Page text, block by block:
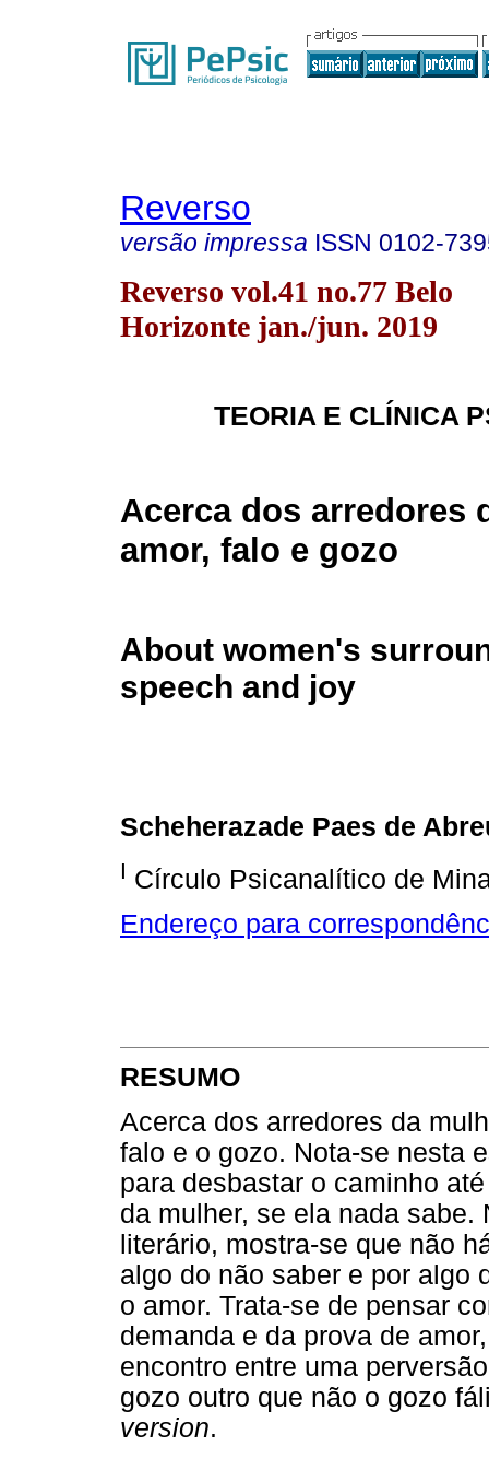
Reverso
versão impressa ISSN 0102-
Reverso vol.41 no.77 Belo
Horizonte jan./jun. 2019
TEORIA E CLÍNICA
Acerca dos arredores
amor, falo e gozo
About women's
speech and joy
Scheherazade Paes de
I Círculo Psicanalítico de
Endereço para
RESUMO
Acerca dos arredores da
falo e o gozo. Nota-se nesta
para desbastar o caminho
da mulher, se ela nada
literário, mostra-se que não
algo do não saber e por algo
o amor. Trata-se de pensar
demanda e da prova de
encontro entre uma
gozo outro que não o gozo
version.